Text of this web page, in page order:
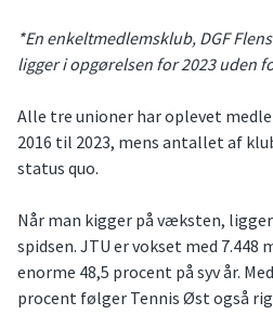
*En enkeltmedlemsklub, DGF
ligger i opgørelsen for 2023 uden
Alle tre unioner har oplevet
2016 til 2023, mens antallet af
status quo.
Når man kigger på væksten,
spidsen. JTU er vokset med 7.448
enorme 48,5 procent på syv år.
procent følger Tennis Øst også